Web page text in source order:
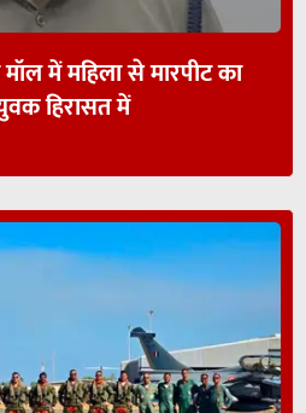
में महिला से मारपीट का
हिरासत में